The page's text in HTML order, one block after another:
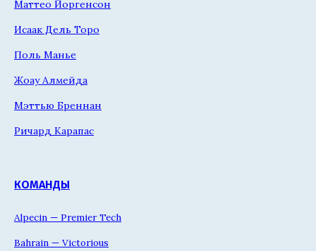
Маттео Йоргенсон
Исаак Дель Торо
Поль Манье
Жоау Алмейда
Мэттью Бреннан
Ричард Карапас
КОМАНДЫ
Alpecin — Premier Tech
Bahrain — Victorious